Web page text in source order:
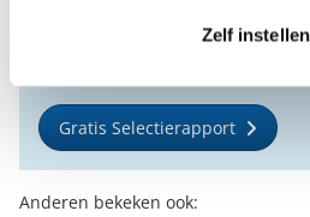
Zelf instellen
beste passen bij uw persoonlijke
Gratis Selectierapport
Anderen bekeken ook: